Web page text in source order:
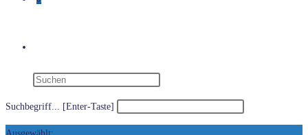
Suchbegriff... [Enter-Taste]